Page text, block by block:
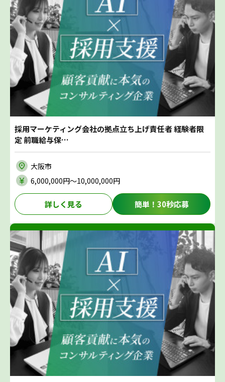
採用マーケティング会社の拠点立ち上げ責任者 経験者限
定 前職給与保…
大阪市
6,000,000円〜10,000,000円
詳しく見る 簡単！30秒応募